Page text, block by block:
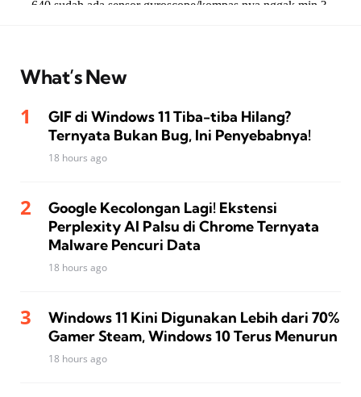
What’s New
GIF di Windows 11 Tiba-tiba Hilang?
Ternyata Bukan Bug, Ini Penyebabnya!
18 hours ago
Google Kecolongan Lagi! Ekstensi
Perplexity AI Palsu di Chrome Ternyata
Malware Pencuri Data
18 hours ago
Windows 11 Kini Digunakan Lebih dari 70%
Gamer Steam, Windows 10 Terus Menurun
18 hours ago